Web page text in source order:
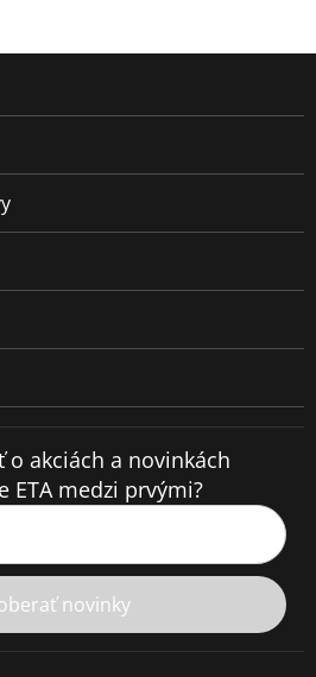
o akciách a novinkách
ETA medzi prvými?
novinky